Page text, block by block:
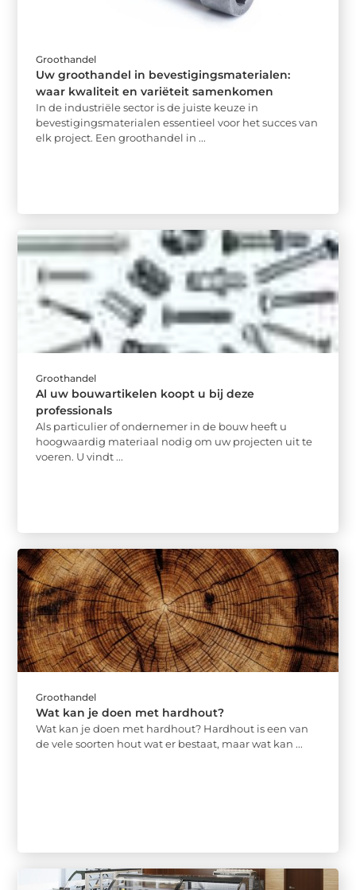
Groothandel
Uw groothandel in bevestigingsmaterialen:
waar kwaliteit en variëteit samenkomen
In de industriële sector is de juiste keuze in
bevestigingsmaterialen essentieel voor het succes van
elk project. Een groothandel in ...
Groothandel
Al uw bouwartikelen koopt u bij deze
professionals
Als particulier of ondernemer in de bouw heeft u
hoogwaardig materiaal nodig om uw projecten uit te
voeren. U vindt ...
Groothandel
Wat kan je doen met hardhout?
Wat kan je doen met hardhout? Hardhout is een van
de vele soorten hout wat er bestaat, maar wat kan ...